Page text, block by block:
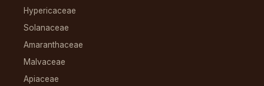
Hypericaceae
Solanaceae
Amaranthaceae
Malvaceae
Apiaceae